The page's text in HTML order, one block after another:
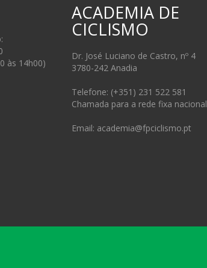
às 14h00)
ACADEMIA DE
CICLISMO
Dr. José Luciano de Castro, nº 4
3780-242 Anadia
Telefone: (+351) 231 522 581
Chamada para a rede fixa nacional
Email: academia@fpciclismo.pt